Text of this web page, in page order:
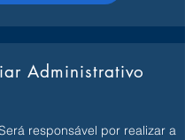
Administrativo
responsável por realizar a